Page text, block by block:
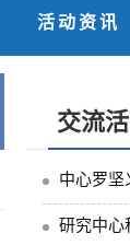
活动资讯
交流
中心罗坚
研究中心